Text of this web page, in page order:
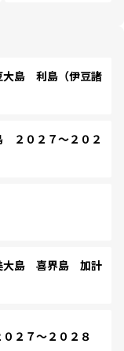
島 利島（伊豆諸
０２７～２０２
大島 喜界島 加計
２７～２０２８